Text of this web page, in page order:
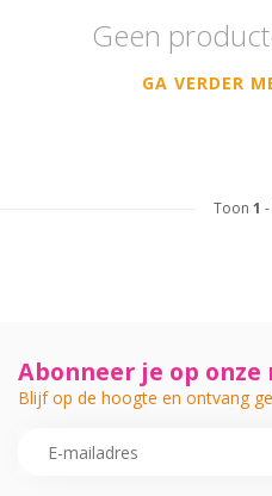
Geen
GA VERDER
Toon 1 -
Abonneer je op
Blijf op de hoogte en ontvang